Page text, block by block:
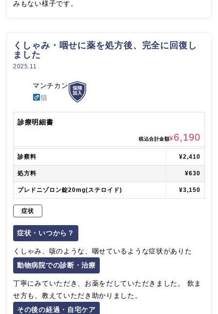
みもない様子です。
くしゃみ・咽せに薬を処方後、完全に回復し
ました
2025.11
マンチカン
猫
診療明細書
税込合計金額¥6,190
診察料 ¥2,410
処方料 ¥630
プレドニゾロン錠20mg(ステロイド) ¥3,150
症状
症状・いつから？
くしゃみ、咳のような、咽せているような症状がありた
動物病院での診断・治療
丁寧にみていただき、お薬をだしていただきました。 飲ま
せ方も、教えていただき助かりました。
その後の経過・自宅ケア